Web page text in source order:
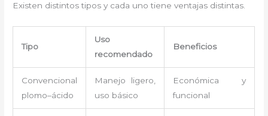
Existen distintos tipos y cada uno tiene ventajas distintas.
Tipo
Uso
recomendado
Beneficios
Convencional
plomo–ácido
Manejo ligero,
uso básico
Económica y
funcional